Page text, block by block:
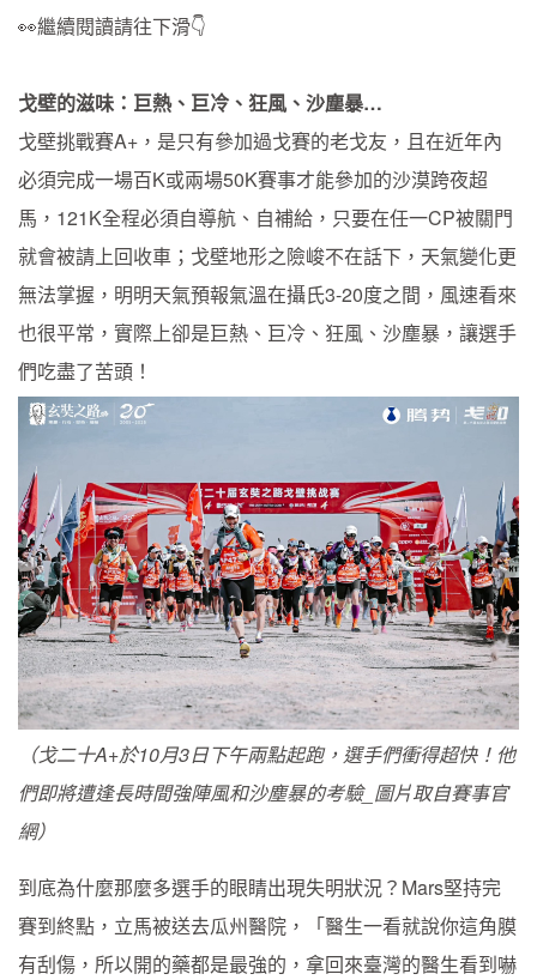
👀繼續閱讀請往下滑👇
戈壁的滋味：巨熱、巨冷、狂風、沙塵暴…
戈壁挑戰賽A+，是只有參加過戈賽的老戈友，且在近年內
必須完成一場百K或兩場50K賽事才能參加的沙漠跨夜超
馬，121K全程必須自導航、自補給，只要在任一CP被關門
就會被請上回收車；戈壁地形之險峻不在話下，天氣變化更
無法掌握，明明天氣預報氣溫在攝氏3-20度之間，風速看來
也很平常，實際上卻是巨熱、巨冷、狂風、沙塵暴，讓選手
們吃盡了苦頭！
（戈二十A+於10月3日下午兩點起跑，選手們衝得超快！他
們即將遭逢長時間強陣風和沙塵暴的考驗_圖片取自賽事官
網）
到底為什麼那麼多選手的眼睛出現失明狀況？Mars堅持完
賽到終點，立馬被送去瓜州醫院，「醫生一看就說你這角膜
有刮傷，所以開的藥都是最強的，拿回來臺灣的醫生看到嚇